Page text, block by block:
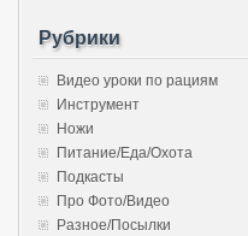
Рубрики
Видео уроки по рациям
Инструмент
Ножи
Питание/Еда/Охота
Подкасты
Про Фото/Видео
Разное/Посылки